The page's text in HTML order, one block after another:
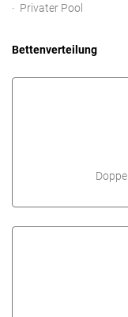
Privater Pool
Bettenverteilung